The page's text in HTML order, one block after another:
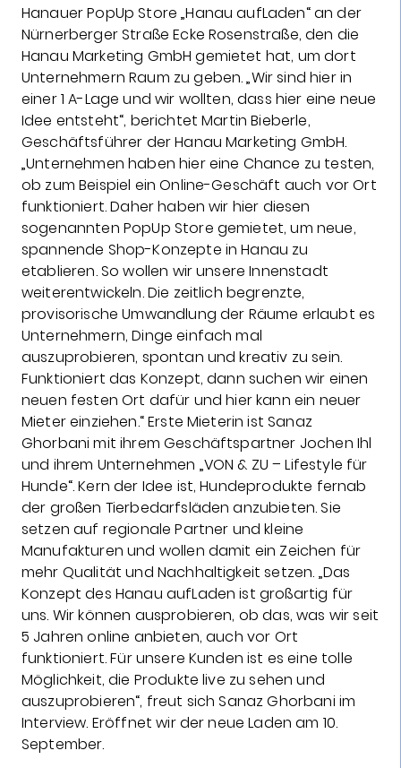
Hanauer PopUp Store „Hanau aufLaden“ an der
Nürnerberger Straße Ecke Rosenstraße, den die
Hanau Marketing GmbH gemietet hat, um dort
Unternehmern Raum zu geben. „Wir sind hier in
einer 1 A-Lage und wir wollten, dass hier eine neue
Idee entsteht“, berichtet Martin Bieberle,
Geschäftsführer der Hanau Marketing GmbH.
„Unternehmen haben hier eine Chance zu testen,
ob zum Beispiel ein Online-Geschäft auch vor Ort
funktioniert. Daher haben wir hier diesen
sogenannten PopUp Store gemietet, um neue,
spannende Shop-Konzepte in Hanau zu
etablieren. So wollen wir unsere Innenstadt
weiterentwickeln. Die zeitlich begrenzte,
provisorische Umwandlung der Räume erlaubt es
Unternehmern, Dinge einfach mal
auszuprobieren, spontan und kreativ zu sein.
Funktioniert das Konzept, dann suchen wir einen
neuen festen Ort dafür und hier kann ein neuer
Mieter einziehen.“ Erste Mieterin ist Sanaz
Ghorbani mit ihrem Geschäftspartner Jochen Ihl
und ihrem Unternehmen „VON & ZU – Lifestyle für
Hunde“. Kern der Idee ist, Hundeprodukte fernab
der großen Tierbedarfsläden anzubieten. Sie
setzen auf regionale Partner und kleine
Manufakturen und wollen damit ein Zeichen für
mehr Qualität und Nachhaltigkeit setzen. „Das
Konzept des Hanau aufLaden ist großartig für
uns. Wir können ausprobieren, ob das, was wir seit
5 Jahren online anbieten, auch vor Ort
funktioniert. Für unsere Kunden ist es eine tolle
Möglichkeit, die Produkte live zu sehen und
auszuprobieren“, freut sich Sanaz Ghorbani im
Interview. Eröffnet wir der neue Laden am 10.
September.